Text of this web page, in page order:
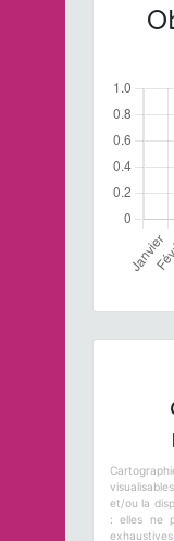
et/ou la
: elles ne
exhaustives.